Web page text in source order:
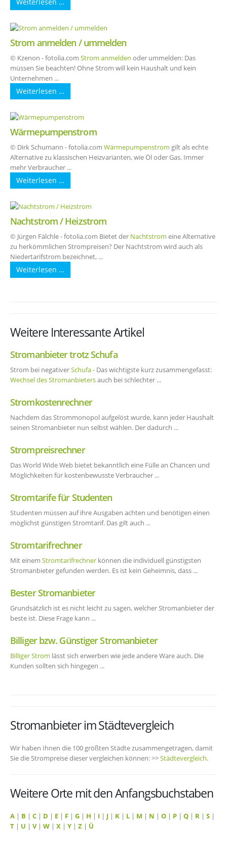
Strom anmelden / ummelden
© Kzenon - fotolia.com Strom anmelden oder ummelden: Das
müssen Sie beachten! Ohne Strom will kein Haushalt und kein
Unternehmen ...
Weiterlesen …
Wärmepumpenstrom
© Dirk Schumann - fotolia.com Wärmepumpenstrom gilt als echte
Alternative zu klassischen Heizvarianten, wie Öl oder Gas. Immer
mehr Verbraucher ...
Weiterlesen …
Nachtstrom / Heizstrom
© Jürgen Fälchle - fotolia.com Bietet der Nachtstrom eine Alternative
zu herkömmlichen Strompreisen? Der Nachtstrom wird auch als
Niedertarifstrom bezeichnet, ...
Weiterlesen …
Weitere Interessante Artikel
Stromanbieter trotz Schufa
Strom bei negativerSchufa- Das wichtigste kurz zusammengefasst:
Wechsel des Stromanbietersauch bei schlechter ...
Stromkostenrechner
Nachdem das Strommonopol aufgelöst wurde, kann jeder Haushalt
seinen Stromanbieter nun selbst wählen. Der dadurch ...
Strompreisrechner
Das World Wide Web bietet bekanntlich eine Fülle an Chancen und
Möglichkeiten für kostenbewusste Verbraucher ...
Stromtarife für Studenten
Studenten müssen auf ihre Ausgaben achten und benötigen einen
möglichst günstigen Stromtarif. Das gilt auch ...
Stromtarifrechner
Mit einem Stromtarifrechner können die individuell günstigsten
Stromanbieter gefunden werden. Es ist kein Geheimnis, dass ...
Bester Stromanbieter
Grundsätzlich ist es nicht leicht zu sagen, welcher Stromanbieter der
beste ist. Diese Frage kann ...
Billiger bzw. Günstiger Stromanbieter
Billiger Strom lässt sich erwerben wie jede andere Ware auch. Die
Kunden sollten sich hingegen ...
Stromanbieter im Städtevergleich
Wir haben Ihnen die 100 größten Städte zusammengetragen, damit
Sie die Strompreise dieser vergleichen können: >>Städtevergleich.
Weitere Orte mit den Anfangsbuchstaben
A | B | C | D | E | F | G | H | I | J | K | L | M | N | O | P | Q | R | S |
T | U | V| W | X | Y | Z | Ü